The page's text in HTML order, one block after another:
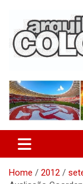
content
Home 2012